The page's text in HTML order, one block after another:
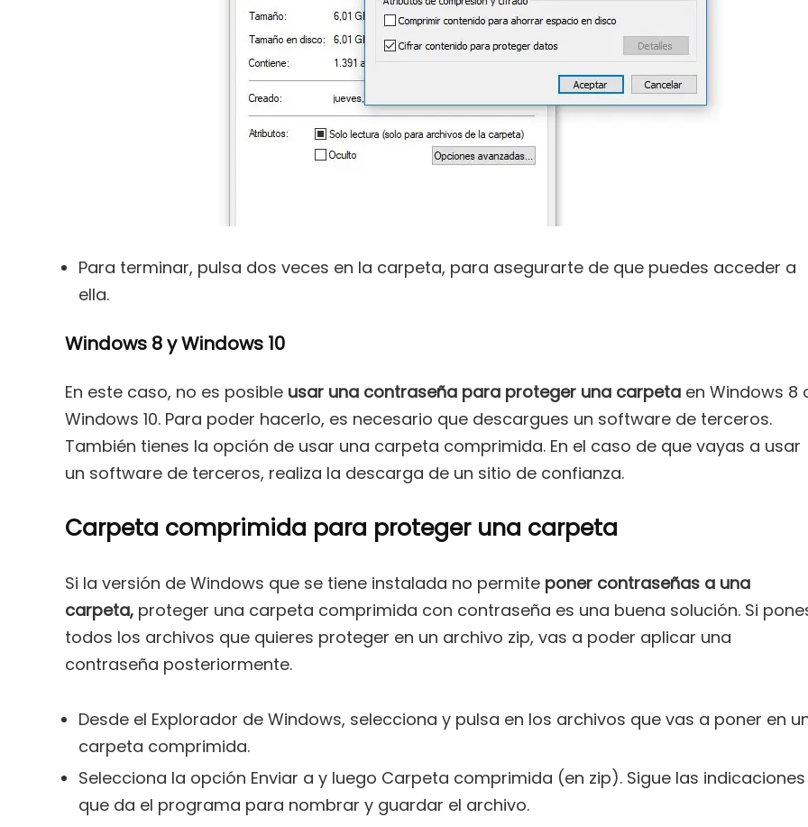
Para terminar, pulsa dos veces en la carpeta, para asegurarte de que puedes acceder a
ella.
Windows 8 y Windows 10
En este caso, no es posible usar una contraseña para proteger una carpeta en Windows 8
Windows 10. Para poder hacerlo, es necesario que descargues un software de terceros.
También tienes la opción de usar una carpeta comprimida. En el caso de que vayas a usar
un software de terceros, realiza la descarga de un sitio de confianza.
Carpeta comprimida para proteger una carpeta
Si la versión de Windows que se tiene instalada no permite poner contraseñas a una
carpeta, proteger una carpeta comprimida con contraseña es una buena solución. Si
todos los archivos que quieres proteger en un archivo zip, vas a poder aplicar una
contraseña posteriormente.
Desde el Explorador de Windows, selecciona y pulsa en los archivos que vas a poner en
carpeta comprimida.
Selecciona la opción Enviar a y luego Carpeta comprimida (en zip). Sigue las indicaciones
que da el programa para nombrar y guardar el archivo.